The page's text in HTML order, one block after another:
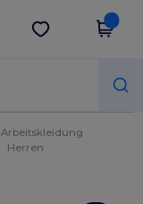
App holen
Arbeitskleidung
Herren